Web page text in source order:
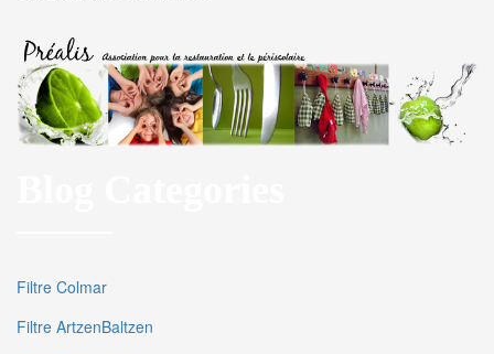
Filtre Colmar
Filtre ArtzenBaltzen